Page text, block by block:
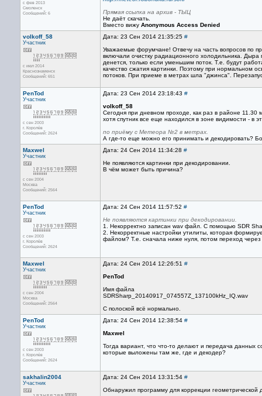
с фев 2013
Смоленск
Сообщений: 6
Прямая ссылка на архив - ТЫЦ
Не даёт скачать.
Вместо вижу Anonymous Access Denied
volkoff_58
Участник
с июл 2014
Краснознаменск
Сообщений: 651
Дата: 23 Сен 2014 21:35:25 #
Уважаемые форумчане! Отвечу на часть вопросов по
включали очистку радиационного холодильника.
денется, только если уменьшим поток. Т.е. будут
качество сжатия картинки. Поэтому при нормальном
потоков. При приеме в метрах шла "джинса".
PenTod
Участник
с сен 2003
г. Королёв
Сообщений: 2624
Дата: 23 Сен 2014 23:18:43 #
volkoff_58
Сегодня при дневном проходе, как раз в районе
хотя спутник все еще находился в зоне видимости - в
по приёму с Метеора №2 в метрах.
А где-то еще можно его принимать и декодировать?
Maxwel
Участник
с сен 2004
Москва
Сообщений: 2564
Дата: 24 Сен 2014 11:34:28 #
Не появляются картинки при декодировании.
В чём может быть причина?
PenTod
Участник
с сен 2003
г. Королёв
Сообщений: 2624
Дата: 24 Сен 2014 11:57:52 #
Не появляются картинки при декодировании.
1. Некорректно записан wav файл. С помощью SDR
2. Некорректные настройки утилиты, которая
файлом? Т.е. сначала ниже нуля, потом переход
Maxwel
Участник
с сен 2004
Москва
Сообщений: 2564
Дата: 24 Сен 2014 12:26:51 #
PenTod
Имя файла
SDRSharp_20140917_074557Z_137100kHz_IQ.wav
С полоской всё нормально.
PenTod
Участник
с сен 2003
г. Королёв
Сообщений: 2624
Дата: 24 Сен 2014 12:38:54 #
Maxwel
Тогда вариант, что что-то делают и передача данных
которые выложены там же, где и декодер?
sakhalin2004
Участник
Дата: 24 Сен 2014 13:31:54 #
Обнаружил программу для коррекции